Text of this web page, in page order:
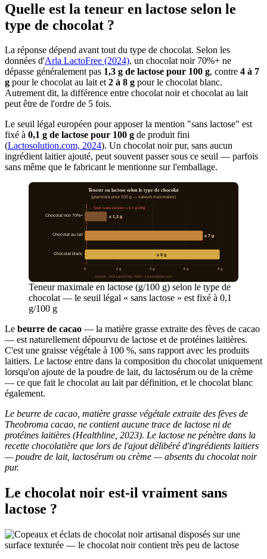
Quelle est la teneur en lactose selon le
type de chocolat ?
La réponse dépend avant tout du type de chocolat. Selon les
données d'Arla LactoFree (2024), un chocolat noir 70%+ ne
dépasse généralement pas 1,3 g de lactose pour 100 g, contre 4 à 7
g pour le chocolat au lait et2 à 8 g pour le chocolat blanc.
Autrement dit, la différence entre chocolat noir et chocolat au lait
peut être de l'ordre de 5 fois.
Le seuil légal européen pour apposer la mention "sans lactose" est
fixé à 0,1 g de lactose pour 100 g de produit fini
(Lactosolution.com, 2024). Un chocolat noir pur, sans aucun
ingrédient laitier ajouté, peut souvent passer sous ce seuil — parfois
sans même que le fabricant le mentionne sur l'emballage.
Teneur en lactose selon le type de chocolat
(grammes pour 100 g — valeurs maximales)
← Seuil «sans lactose» ≤ 0,1 g/100g
Chocolat noir 70%+ ≤ 1,3 g
Chocolat au lait ≤ 7 g
Chocolat blanc ≤ 8 g
0 2 g 4 g 6 g 8 g
Source : Arla LactoFree, 2024 · Lactosolution.com
Teneur maximale en lactose (g/100 g) selon le type de
chocolat — le seuil légal « sans lactose » est fixé à 0,1
g/100 g
Le beurre de cacao — la matière grasse extraite des fèves de cacao
— est naturellement dépourvu de lactose et de protéines laitières.
C'est une graisse végétale à 100 %, sans rapport avec les produits
laitiers. Le lactose entre dans la composition du chocolat uniquement
lorsqu'on ajoute de la poudre de lait, du lactosérum ou de la crème
— ce que fait le chocolat au lait par définition, et le chocolat blanc
également.
Le beurre de cacao, matière grasse végétale extraite des fèves de
Theobroma cacao, ne contient aucune trace de lactose ni de
protéines laitières (Healthline, 2023). Le lactose ne pénètre dans la
recette chocolatière que lors de l'ajout délibéré d'ingrédients laitiers
— poudre de lait, lactosérum ou crème — absents du chocolat noir
pur.
Le chocolat noir est-il vraiment sans
lactose ?